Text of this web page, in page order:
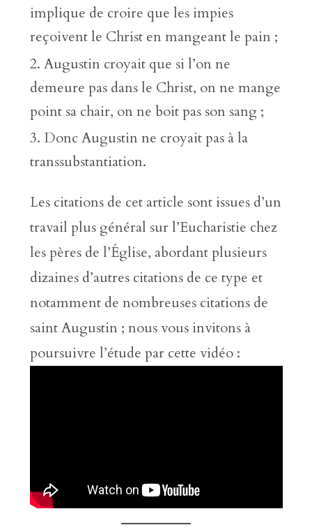
implique de croire que les impies
reçoivent le Christ en mangeant le pain ;
Augustin croyait que si l’on ne
demeure pas dans le Christ, on ne mange
point sa chair, on ne boit pas son sang ;
Donc Augustin ne croyait pas à la
transsubstantiation.
Les citations de cet article sont issues d’un
travail plus général sur l’Eucharistie chez
les pères de l’Église, abordant plusieurs
dizaines d’autres citations de ce type et
notamment de nombreuses citations de
saint Augustin ; nous vous invitons à
poursuivre l’étude par cette vidéo :